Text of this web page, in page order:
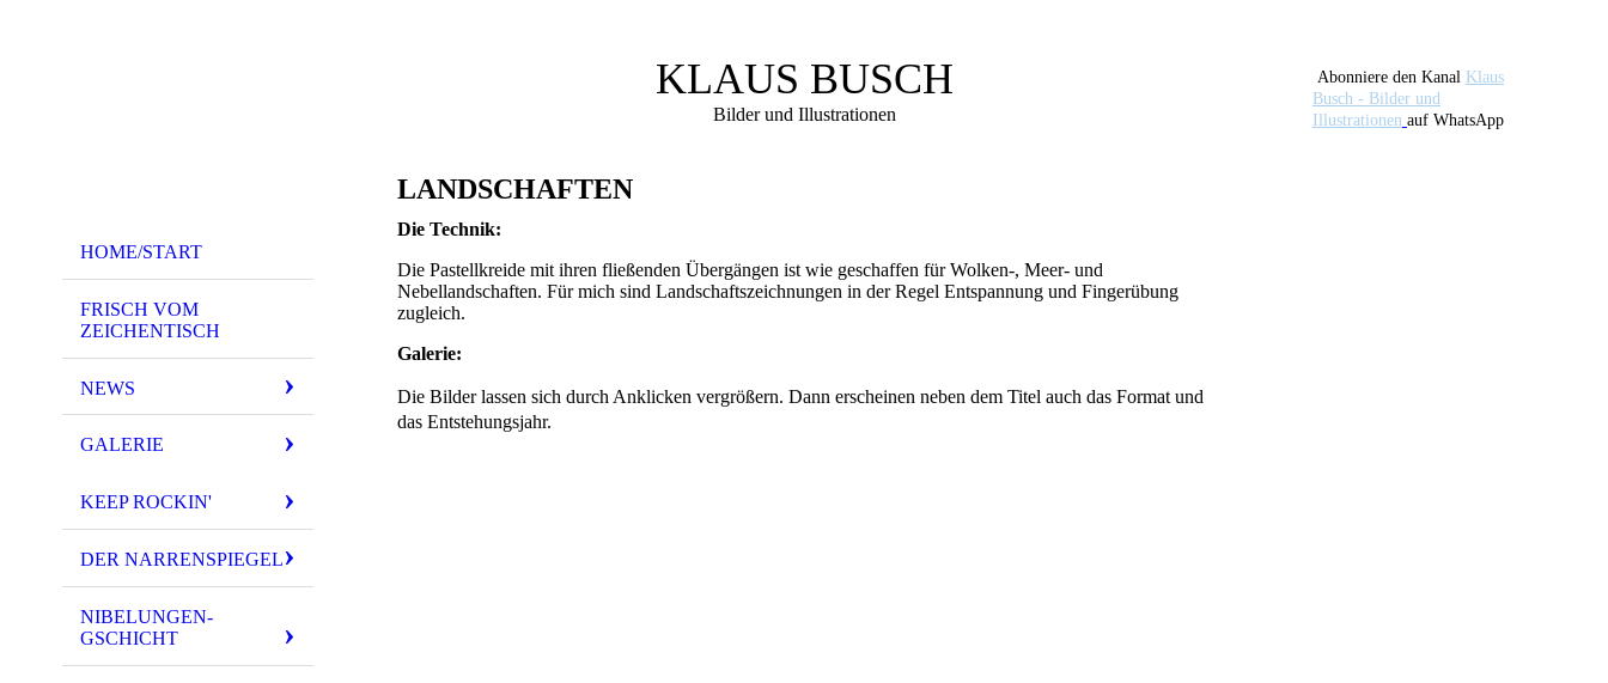
HOME/START
FRISCH VOM
ZEICHENTISCH
NEWS
GALERIE
KEEP ROCKIN'
DER NARRENSPIEGEL
NIBELUNGEN-
GSCHICHT
KLAUS BUSCH
Bilder und Illustrationen
LANDSCHAFTEN
Die Technik:
Die Pastellkreide mit ihren fließenden Übergängen ist wie geschaffen für Wolken-, Meer- und
Nebellandschaften. Für mich sind Landschaftszeichnungen in der Regel Entspannung und Fingerübung
zugleich.
Galerie:
Die Bilder lassen sich durch Anklicken vergrößern. Dann erscheinen neben dem Titel auch das Format und
das Entstehungsjahr.
Abonniere den Kanal Klaus
Busch - Bilder und
Illustrationen auf WhatsApp